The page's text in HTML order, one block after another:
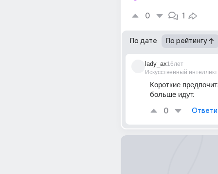
0 1
По дате По рейтингу
lady_ax
Искусственный интеллект
16лет
Короткие
больше идут.
0